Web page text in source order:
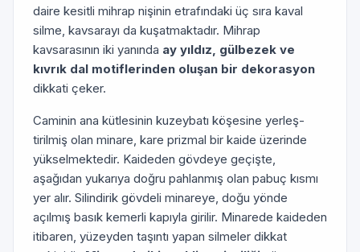
daire kesitli mihrap nişinin etrafındaki üç sıra kaval
silme, kavsarayı da kuşatmaktadır. Mihrap
kavsarasının iki yanında ay yıldız, gülbezek ve
kıvrık dal mo­tiflerinden oluşan bir dekorasyon
dikkati çeker.
Caminin ana kütlesinin kuzeybatı köşesine yerleş­
tirilmiş olan minare, kare prizmal bir kaide üzerinde
yükselmektedir. Kaideden gövdeye geçişte,
aşağıdan yukarıya doğru pahlanmış olan pabuç kısmı
yer alır. Silindirik gövdeli minareye, doğu yönde
açılmış basık ke­merli kapıyla girilir. Minarede kaideden
itibaren, yüzeyden taşıntı yapan silmeler dikkat